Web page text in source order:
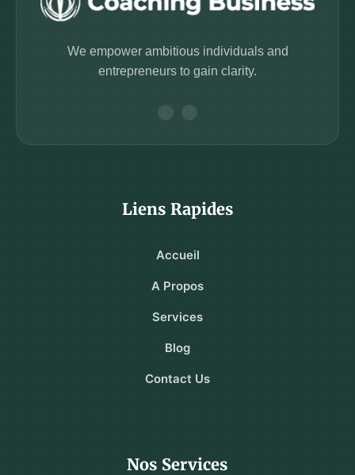
We empower ambitious individuals and
entrepreneurs to gain clarity.
Liens Rapides
Accueil
A Propos
Services
Blog
Contact Us
Nos Services